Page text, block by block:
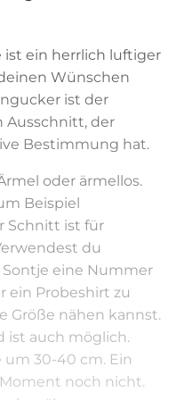
ist ein herrlich luftiger
Wünschen
ist der
Ausschnitt, der
Bestimmung hat.
oder ärmellos.
Beispiel
Schnitt ist für
du
eine Nummer
ein Probeshirt zu
Größe nähen kannst.
ist auch möglich.
um 30-40 cm. Ein
noch nicht.